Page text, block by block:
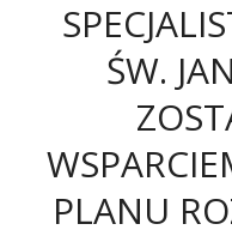
ŚW.
PLANU